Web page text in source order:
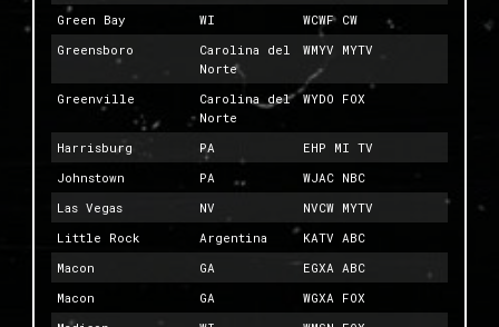
Green Bay
WI
WCWF CW
Greensboro
Carolina del
Norte
WMYV MYTV
Greenville
Carolina del
Norte
WYDO FOX
Harrisburg PA
EHP MI TV
Johnstown
PA
WJAC NBC
Las Vegas
NV
NVCW MYTV
Little Rock
Argentina
KATV ABC
Macon
GA
EGXA ABC
Macon
GA
WGXA FOX